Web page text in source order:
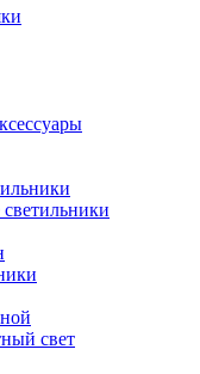
свет